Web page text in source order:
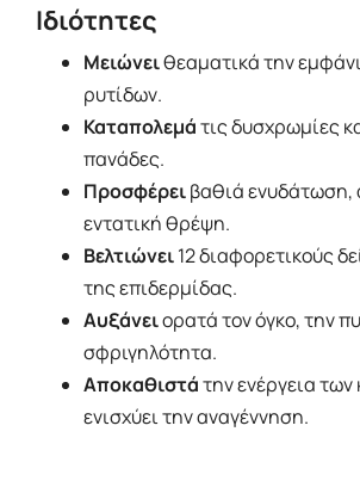
Ιδιότητες
Μειώνειθεαματικά την
ρυτίδων.
Καταπολεμάτις δυσχρωμίες
πανάδες.
Προσφέρειβαθιά ενυδάτωση,
εντατική θρέψη.
Βελτιώνει12 διαφορετικούς
της επιδερμίδας.
Αυξάνειορατά τον όγκο, την
σφριγηλότητα.
Αποκαθιστάτην ενέργεια
ενισχύει την αναγέννηση.